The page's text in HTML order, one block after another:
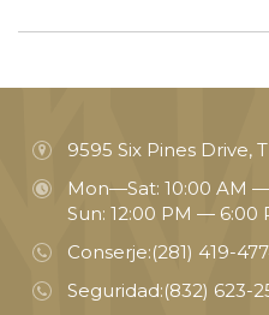
9595 Six Pines Drive,
Mon—Sat: 10:00 AM
Sun: 12:00 PM — 6:00
Conserje:(281) 419-
Seguridad:(832) 623-